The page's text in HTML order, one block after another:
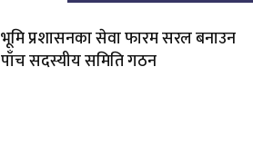
भूमि प्रशासनका सेवा फारम सरल बनाउन
पाँच सदस्यीय समिति गठन